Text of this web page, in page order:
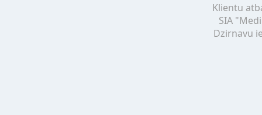
Klientu
SIA
Dzirnavu